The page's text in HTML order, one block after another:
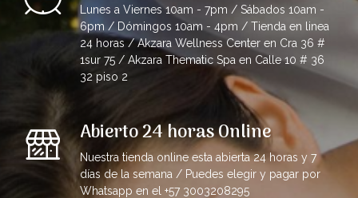
Lunes a Viernes 10am - 7pm / Sábados 10am -
6pm / Dómingos 10am - 4pm / Tienda en linea
24 horas / Akzara Wellness Center en Cra 36 #
1sur 75 / Akzara Thematic Spa en Calle 10 # 36
32 piso 2
Abierto 24 horas Online
Nuestra tienda online esta abierta 24 horas y 7
días de la semana / Puedes elegir y pagar por
Whatsapp en el +57 3003208295